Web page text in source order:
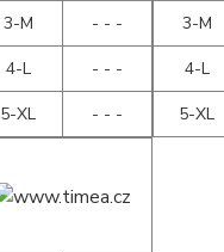
3-M
- - -
4-L
- - -
5-XL
- - -
3-M
4-L
5-XL